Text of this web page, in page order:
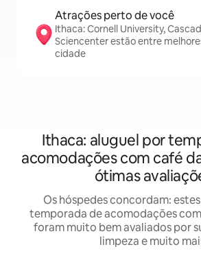
Atrações perto de você
Ithaca: Cornell University,
Sciencenter estão entre
cidade
Ithaca: aluguel por
acomodações com café
ótimas
Os hóspedes concordam:
temporada de acomodações
foram muito bem avaliados por
limpeza e muito